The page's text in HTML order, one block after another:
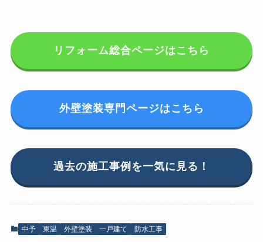
リフォーム総合ページはこちら
外壁塗装専門ページはこちら
過去の施工事例を一気に見る！
中予 東温 外壁塗装 一戸建て 防水工事